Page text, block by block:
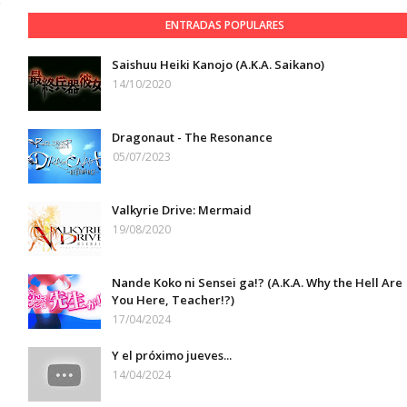
ENTRADAS POPULARES
Saishuu Heiki Kanojo (A.K.A. Saikano)
14/10/2020
Dragonaut - The Resonance
05/07/2023
Valkyrie Drive: Mermaid
19/08/2020
Nande Koko ni Sensei ga!? (A.K.A. Why the Hell Are
You Here, Teacher!?)
17/04/2024
Y el próximo jueves...
14/04/2024